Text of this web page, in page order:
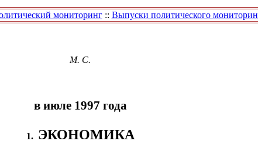
мониторинг:: Выпуски политического
М. С.
в июле 1997 года
1. ЭКОНОМИКА